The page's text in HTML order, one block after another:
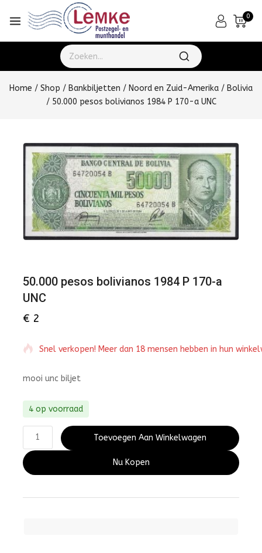
0
Home / Shop / Bankbiljetten / Noord en Zuid-Amerika / Bolivia
/ 50.000 pesos bolivianos 1984 P 170-a UNC
50.000 pesos bolivianos 1984 P 170-a
UNC
€ 2
Snel verkopen! Meer dan 18 mensen hebben in hun
mooi unc biljet
4 op voorraad
Toevoegen Aan Winkelwagen
Nu Kopen